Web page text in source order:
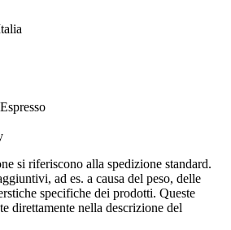
si riferiscono alla spedizione standard.
ad es. a causa del peso, delle
specifiche dei prodotti. Queste
direttamente nella descrizione del